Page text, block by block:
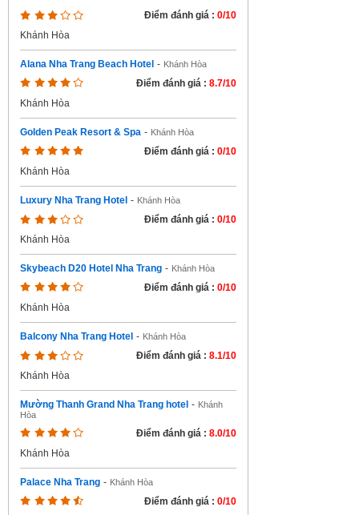
Điểm đánh giá : 0/10
Khánh Hòa
Alana Nha Trang Beach Hotel - Khánh Hòa
Điểm đánh giá : 8.7/10
Khánh Hòa
Golden Peak Resort & Spa - Khánh Hòa
Điểm đánh giá : 0/10
Khánh Hòa
Luxury Nha Trang Hotel - Khánh Hòa
Điểm đánh giá : 0/10
Khánh Hòa
Skybeach D20 Hotel Nha Trang - Khánh Hòa
Điểm đánh giá : 0/10
Khánh Hòa
Balcony Nha Trang Hotel - Khánh Hòa
Điểm đánh giá : 8.1/10
Khánh Hòa
Mường Thanh Grand Nha Trang hotel - Khánh
Hòa
Điểm đánh giá : 8.0/10
Khánh Hòa
Palace Nha Trang - Khánh Hòa
Điểm đánh giá : 0/10